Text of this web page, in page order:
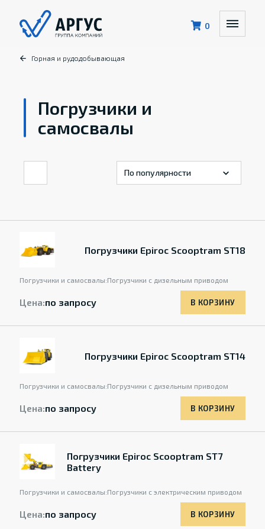
0
Горная и рудодобывающая
Погрузчики и
самосвалы
Погрузчики Epiroc Scooptram ST18
Погрузчики и самосвалы:Погрузчики с дизельным приводом
Цена:по запросу В КОРЗИНУ
Погрузчики Epiroc Scooptram ST14
Погрузчики и самосвалы:Погрузчики с дизельным приводом
Цена:по запросу В КОРЗИНУ
Погрузчики Epiroc Scooptram ST7
Battery
Погрузчики и самосвалы:Погрузчики с электрическим приводом
Цена:по запросу В КОРЗИНУ